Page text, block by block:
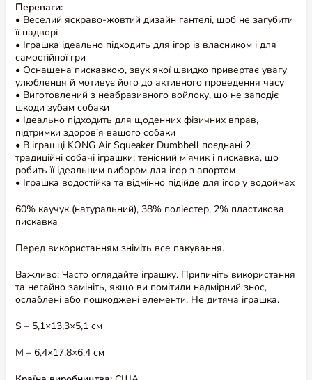
Переваги:
• Веселий яскраво-жовтий дизайн гантелі, щоб не загубити
її надворі
• Іграшка ідеально підходить для ігор із власником і для
самостійної гри
• Оснащена пискавкою, звук якої швидко привертає увагу
улюбленця й мотивує його до активного проведення часу
• Виготовлений з неабразивного войлоку, що не заподіє
шкоди зубам собаки
• Ідеально підходить для щоденних фізичних вправ,
підтримки здоров’я вашого собаки
• В іграшці KONG Air Squeaker Dumbbell поєднані 2
традиційні собачі іграшки: тенісний м’ячик і пискавка, що
робить її ідеальним вибором для ігор з апортом
• Іграшка водостійка та відмінно підійде для ігор у водоймах
60% каучук (натуральний), 38% поліестер, 2% пластикова
пискавка
Перед використанням зніміть все пакування.
Важливо: Часто оглядайте іграшку. Припиніть використання
та негайно замініть, якщо ви помітили надмірний знос,
ослаблені або пошкоджені елементи. Не дитяча іграшка.
S – 5,1×13,3×5,1 см
M – 6,4×17,8×6,4 см